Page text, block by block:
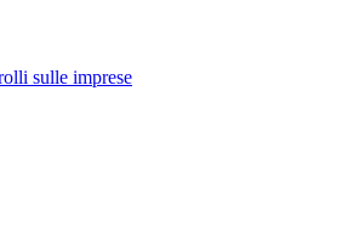
sulle imprese